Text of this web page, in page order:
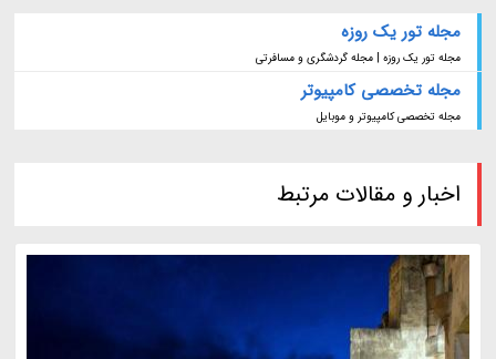
مجله تور یک روزه
مجله تور یک روزه | مجله گردشگری و مسافرتی
مجله تخصصی کامپیوتر
مجله تخصصی کامپیوتر و موبایل
اخبار و مقالات مرتبط